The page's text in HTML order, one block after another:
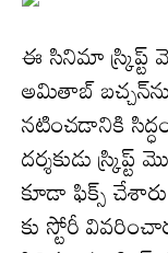
ఈ సినిమా స్క్రిప్ట్
అమితాబ్
నటించడానికి
దర్శకుడు
కూడా ఫిక్స్
కు స్టోరీ